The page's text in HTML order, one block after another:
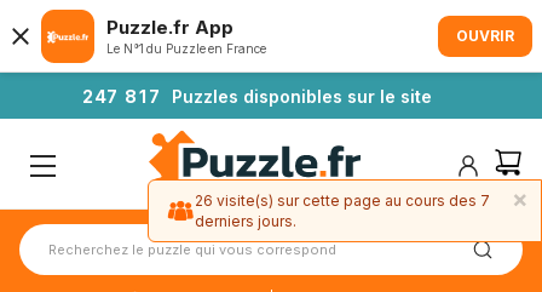
247 81 7 Puzzles disponibles sur le site
Puzzle.fr App
Le N°1 du Puzzle en France
OUVRIR
×
26 visite(s) sur cette page au cours des 7
derniers jours.